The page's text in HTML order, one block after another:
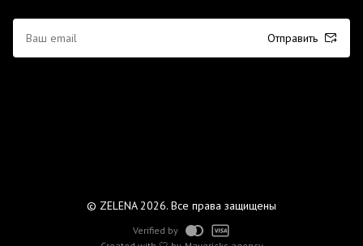
Отправить
© ZELENA 2026. Все права защищены
Verified by